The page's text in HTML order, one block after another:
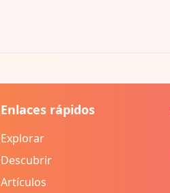
Enlaces rápidos
Explorar
Descubrir
Artículos